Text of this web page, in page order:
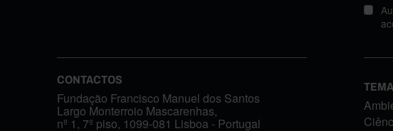
CONTACTOS
Fundação Francisco Manuel dos Santos
Largo Monterroio Mascarenhas,
nº 1, 7º piso, 1099-081 Lisboa - Portugal